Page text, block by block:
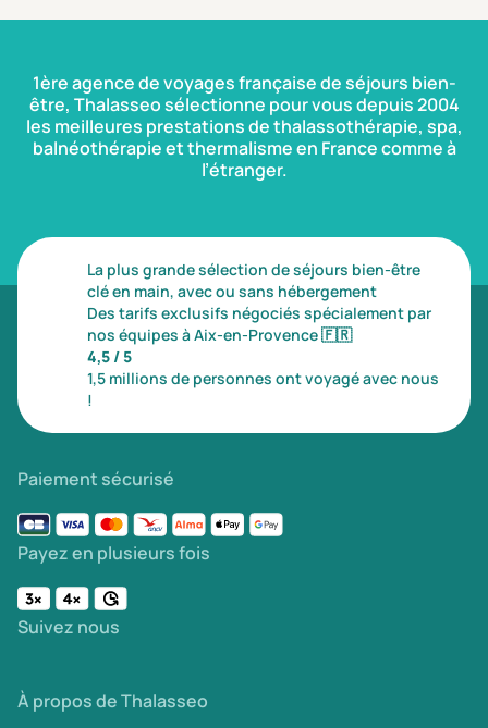
1ère agence de voyages française de séjours bien-
être, Thalasseo sélectionne pour vous depuis 2004
les meilleures prestations de thalassothérapie, spa,
balnéothérapie et thermalisme en France comme à
l’étranger.
La plus grande sélection de séjours bien-être
clé en main, avec ou sans hébergement
Des tarifs exclusifs négociés spécialement par
nos équipes à Aix-en-Provence🇫🇷
4,5 / 5
1,5 millions de personnes ont voyagé avec nous
!
Paiement sécurisé
Payez en plusieurs fois
Suivez nous
À propos de Thalasseo